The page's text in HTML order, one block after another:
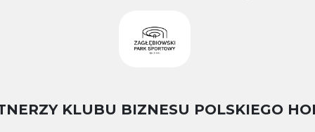
KLUBU BIZNESU POLSKIEGO